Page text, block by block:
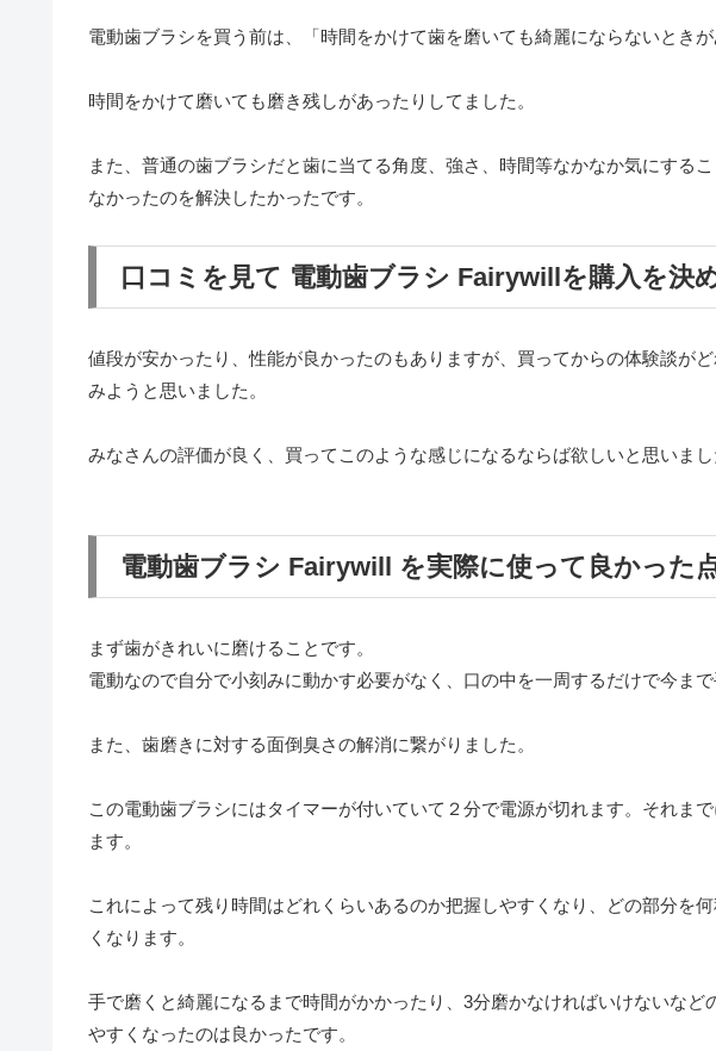
電動歯ブラシを買う前は、「時間をかけて歯を磨いても綺麗にならないとき
時間をかけて磨いても磨き残しがあったりしてました。
また、普通の歯ブラシだと歯に当てる角度、強さ、時間等なかなか気にする
なかったのを解決したかったです。
口コミを見て 電動歯ブラシ Fairywillを購入を決
値段が安かったり、性能が良かったのもありますが、買ってからの体験談が
みようと思いました。
みなさんの評価が良く、買ってこのような感じになるならば欲しいと思いまし
電動歯ブラシ Fairywill を実際に使って良かった
まず歯がきれいに磨けることです。
電動なので自分で小刻みに動かす必要がなく、口の中を一周するだけで今ま
また、歯磨きに対する面倒臭さの解消に繋がりました。
この電動歯ブラシにはタイマーが付いていて２分で電源が切れます。それま
ます。
これによって残り時間はどれくらいあるのか把握しやすくなり、どの部分を
くなります。
手で磨くと綺麗になるまで時間がかかったり、3分磨かなければいけないなど
やすくなったのは良かったです。